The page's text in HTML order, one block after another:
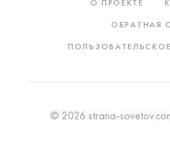
О ПРОЕКТЕ
ОБРАТНАЯ
© 2026 strana-